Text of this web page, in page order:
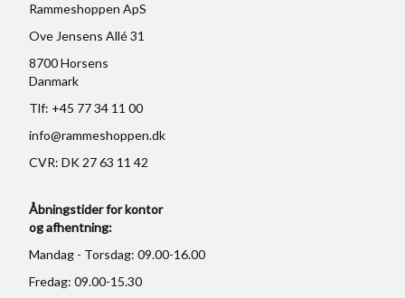
Rammeshoppen ApS
Ove Jensens Allé 31
8700 Horsens
Danmark
Tlf: +45 77 34 11 00
info@rammeshoppen.dk
CVR: DK 27 63 11 42
Åbningstider for kontor
og afhentning:
Mandag - Torsdag: 09.00-16.00
Fredag: 09.00-15.30